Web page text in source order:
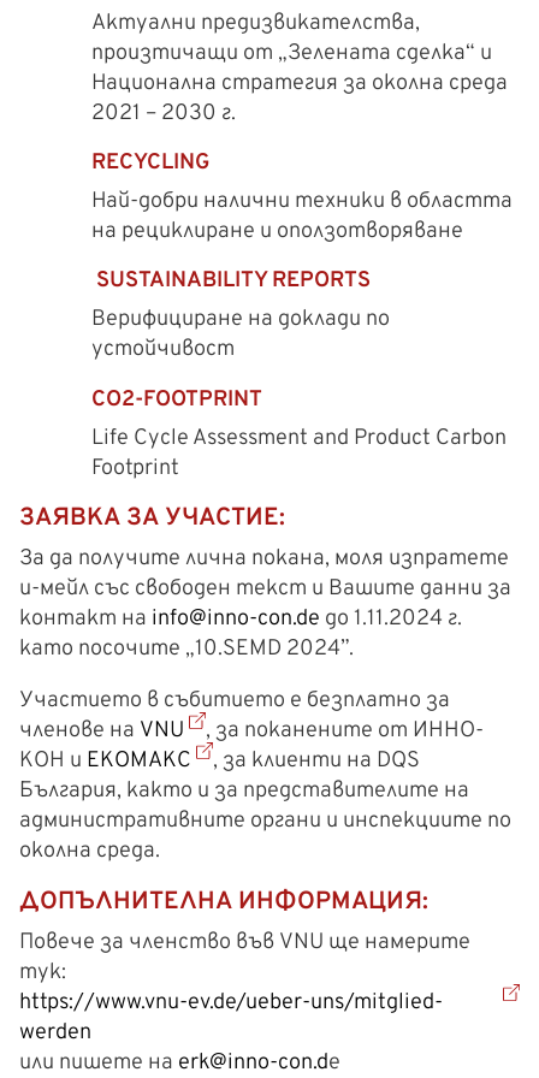
Актуални предизвикателства,
произтичащи от „Зелената сделка“ и
Национална стратегия за околна среда
2021 – 2030 г.
RECYCLING
Най-добри налични техники в областта
на рециклиране и оползотворяване
SUSTAINABILITY REPORTS
Верифициране на доклади по
устойчивост
CO2-FOOTPRINT
Life Cycle Assessment and Product Carbon
Footprint
ЗАЯВКА ЗА УЧАСТИЕ:
За да получите лична покана, моля изпратете
и-мейл със свободен текст и Вашите данни за
контакт на info@inno-con.de до 1.11.2024 г.
като посочите „10.SEMD 2024”.
Участието в събитието е безплатно за
членове на VNU
, за поканените от ИННО-
КОН и ЕКОМАКС
, за клиенти на DQS
България, както и за представителите на
административните органи и инспекциите по
околна среда.
ДОПЪЛНИТЕЛНА ИНФОРМАЦИЯ:
Повече за членство във VNU ще намерите
тук:
https://www.vnu-ev.de/ueber-uns/mitglied-
werden
или пишете на erk@inno-con.dе